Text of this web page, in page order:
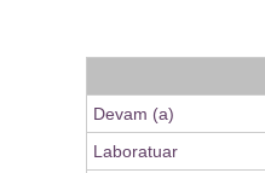
Devam (a)
Laboratuar